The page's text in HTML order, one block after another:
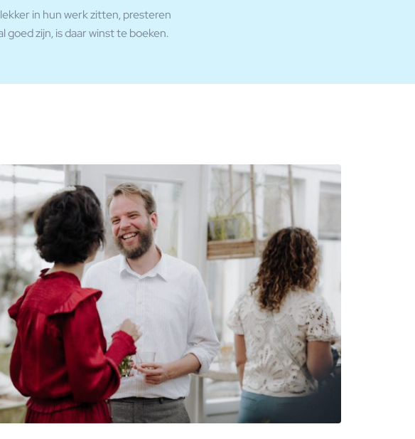
in hun werk zitten, presteren
goed zijn, is daar winst te boeken.